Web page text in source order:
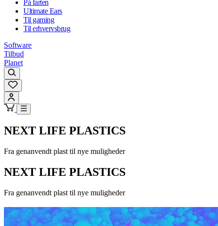
På farten
Ultimate Ears
Til gaming
Til erhvervsbrug
Software
Tilbud
Planet
NEXT LIFE PLASTICS
Fra genanvendt plast til nye muligheder
NEXT LIFE PLASTICS
Fra genanvendt plast til nye muligheder